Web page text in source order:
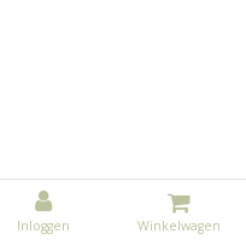
Inloggen Winkelwagen